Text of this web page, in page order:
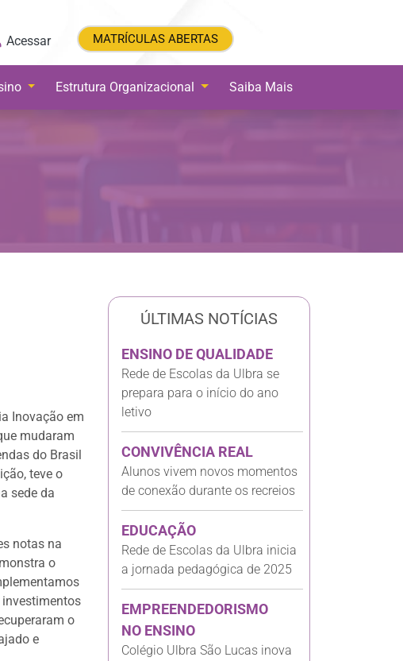
MATRÍCULAS ABERTAS
Acessar MATRÍCULAS ABERTAS
Estrutura Organizacional Saiba Mais
Inovação em
mudaram
do Brasil
teve o
sede da
notas na
o
o
e
ÚLTIMAS NOTÍCIAS
ENSINO DE QUALIDADE
Rede de Escolas da Ulbra se
prepara para o início do ano
letivo
CONVIVÊNCIA REAL
Alunos vivem novos momentos
de conexão durante os recreios
EDUCAÇÃO
Rede de Escolas da Ulbra inicia
a jornada pedagógica de 2025
EMPREENDEDORISMO
NO ENSINO
Colégio Ulbra São Lucas inova